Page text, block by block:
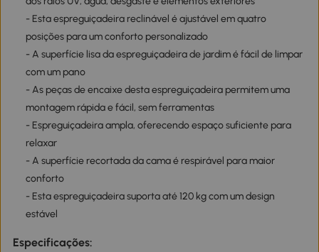
- Esta espreguiçadeira reclinável é ajustável em quatro
posições para um conforto personalizado
- A superfície lisa da espreguiçadeira de jardim é fácil de limpar
com um pano
- As peças de encaixe desta espreguiçadeira permitem uma
montagem rápida e fácil, sem ferramentas
- Espreguiçadeira ampla, oferecendo espaço suficiente para
relaxar
- A superfície recortada da cama é respirável para maior
conforto
- Esta espreguiçadeira suporta até 120 kg com um design
estável
Especificações: